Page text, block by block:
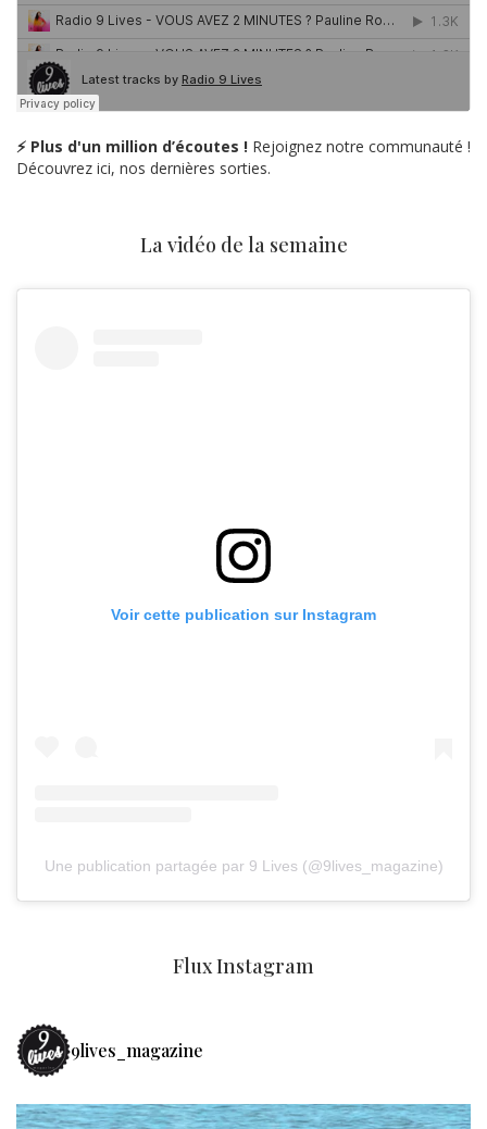
⚡ Plus d'un million d’écoutes ! Rejoignez notre communauté !
Découvrez ici, nos dernières sorties.
La vidéo de la semaine
Voir cette publication sur Instagram
Une publication partagée par 9 Lives (@9lives_magazine)
Flux Instagram
9lives_magazine